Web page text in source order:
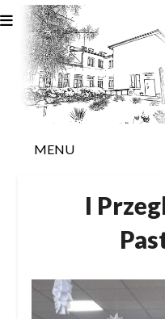
to
content
MENU
I